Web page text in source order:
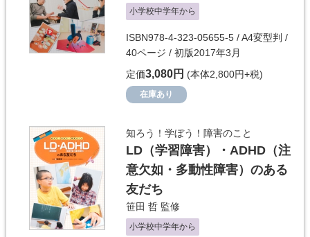
小学校中学年から
ISBN978-4-323-05655-5 / A4変型判 /
40ページ / 初版2017年3月
定価3,080円 (本体2,800円+税)
在庫あり
知ろう！学ぼう！障害のこと
LD（学習障害）・ADHD（注
意欠如・多動性障害）のある
友だち
笹田 哲 監修
小学校中学年から